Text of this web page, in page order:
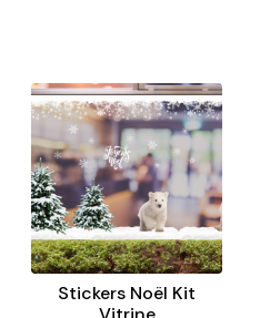
Stickers Noël Kit